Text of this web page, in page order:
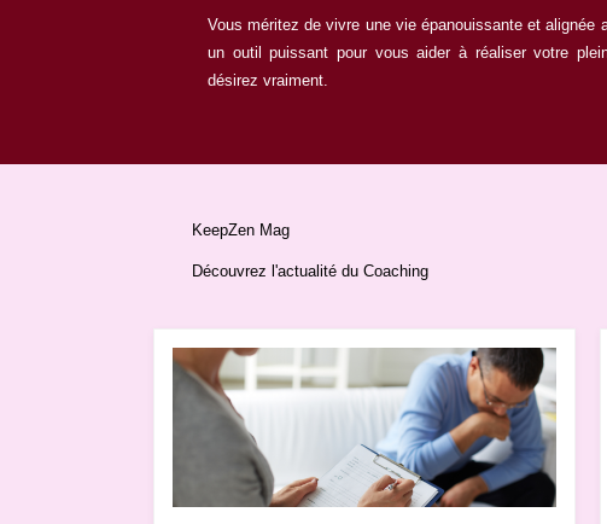
Vous méritez de vivre une vie épanouissante et alignée
un outil puissant pour vous aider à réaliser votre
désirez vraiment.
KeepZen Mag
Découvrez l'actualité du Coaching